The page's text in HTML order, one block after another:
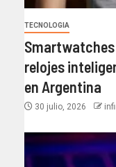
TECNOLOGIA
relojes
en Argentina
30 julio, 2026